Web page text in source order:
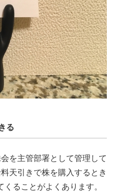
る
を主管部署として管理して
天引きで株を購入するとき
くることがよくあります。